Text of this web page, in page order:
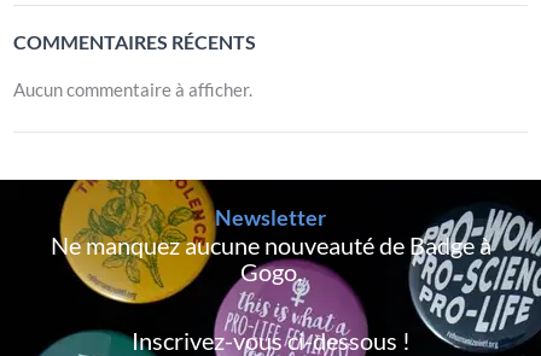
COMMENTAIRES RÉCENTS
Aucun commentaire à afficher.
Newsletter
Ne manquez aucune nouveauté de Badge à
Gogo,
Inscrivez-vous ci-dessous !